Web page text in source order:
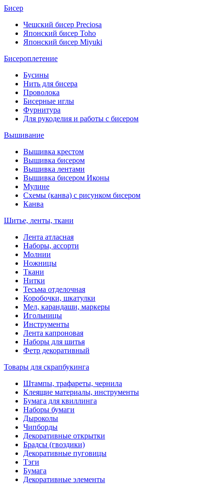
Бисер
Чешский бисер Preciosa
Японский бисер Toho
Японский бисер Miyuki
Бисероплетение
Бусины
Нить для бисера
Проволока
Бисерные иглы
Фурнитура
Для рукоделия и работы с бисером
Вышивание
Вышивка крестом
Вышивка бисером
Вышивка лентами
Вышивка бисером Иконы
Мулине
Схемы (канва) с рисунком бисером
Канва
Шитье, ленты, ткани
Лента атласная
Наборы, ассорти
Молнии
Ножницы
Ткани
Нитки
Тесьма отделочная
Коробочки, шкатулки
Мел, карандаши, маркеры
Игольницы
Инструменты
Лента капроновая
Наборы для шитья
Фетр декоративный
Товары для скрапбукинга
Штампы, трафареты, чернила
Клеящие материалы, инструменты
Бумага для квиллинга
Наборы бумаги
Дыроколы
Чипборды
Декоративные открытки
Брадсы (гвоздики)
Декоративные пуговицы
Тэги
Бумага
Декоративные элементы